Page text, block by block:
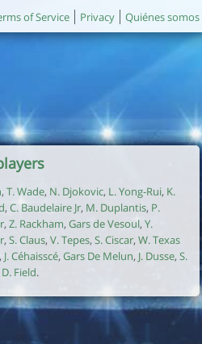
of Service Privacy Quiénes somos
, T. Wade, N. Djokovic, L. Yong-Rui, K.
, C. Baudelaire Jr, M. Duplantis, P.
, Z. Rackham, Gars de Vesoul,Y.
, S. Claus,V. Tepes, S. Ciscar, W. Texas
, J. Céhaisscé, Gars De Melun, J. Dusse, S.
D. Field.